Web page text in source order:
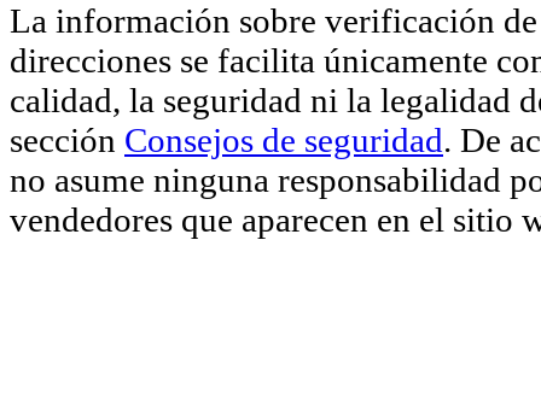
La información sobre verificación
direcciones se facilita únicamente
calidad, la seguridad ni la legalidad
sección Consejos de seguridad. De
no asume ninguna responsabilidad
vendedores que aparecen en el sitio